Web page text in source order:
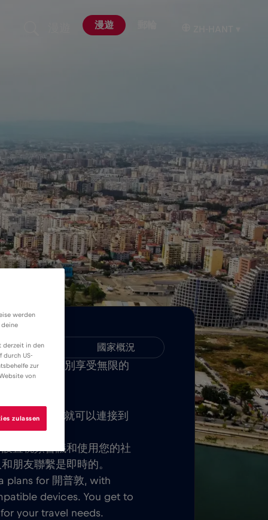
漫遊
相容性 國家概況
程式，並分別享受無限的
卡後，您就可以連接到
。
置視頻會議和使用您的社
朋友聯繫是即時的。
plans for 開普敦, with
devices. You get to
your travel needs.
werden
deine
derzeit in den
durch US-
zur
von
zulassen